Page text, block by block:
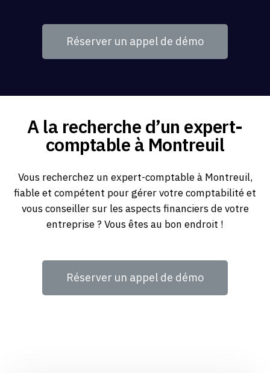
Réserver un appel de démo
A la recherche d’un expert-
comptable à Montreuil
Vous recherchez un expert-comptable à Montreuil,
fiable et compétent pour gérer votre comptabilité et
vous conseiller sur les aspects financiers de votre
entreprise ? Vous êtes au bon endroit !
Réserver un appel de démo